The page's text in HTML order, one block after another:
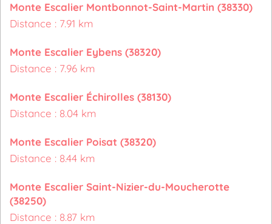
Monte Escalier Montbonnot-Saint-Martin (38330)
Distance : 7.91 km
Monte Escalier Eybens (38320)
Distance : 7.96 km
Monte Escalier Échirolles (38130)
Distance : 8.04 km
Monte Escalier Poisat (38320)
Distance : 8.44 km
Monte Escalier Saint-Nizier-du-Moucherotte
(38250)
Distance : 8.87 km